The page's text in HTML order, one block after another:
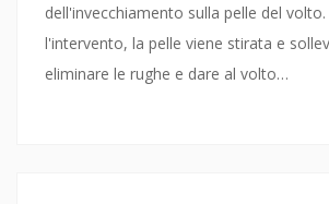
dell'invecchiamento sulla pelle del
l'intervento, la pelle viene stirata e
eliminare le rughe e dare al volto…